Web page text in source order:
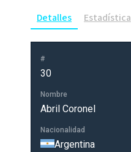
Detalles Estadística
#
30
Nombre
Abril Coronel
Nacionalidad
Argentina